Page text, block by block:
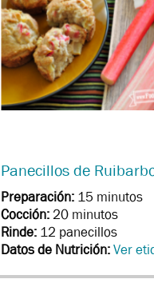
Panecillos de
Preparación: 15 minutos
Cocción:20 minutos
Rinde: 12 panecillos
Datos de Nutrición:Ver